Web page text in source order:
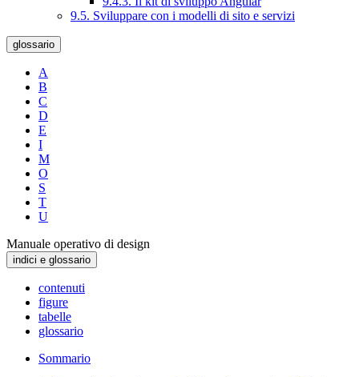
9.5. Sviluppare con i modelli di sito e servizi
glossario
A
B
C
D
E
I
M
O
S
T
U
Manuale operativo di design
indici e glossario
contenuti
figure
tabelle
glossario
Sommario